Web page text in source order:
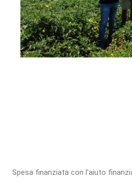
Spesa finanziata con l'aiuto